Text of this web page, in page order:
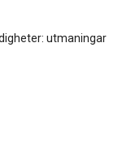
utmaningar